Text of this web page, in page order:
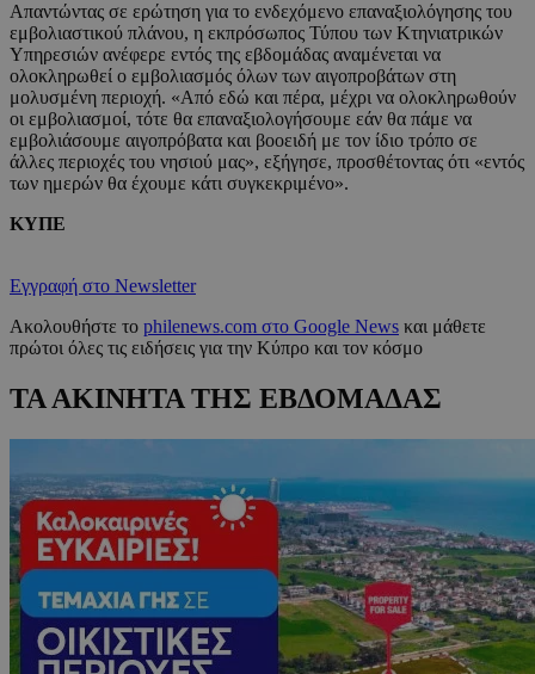
Απαντώντας σε ερώτηση για το ενδεχόμενο επαναξιολόγησης του
εμβολιαστικού πλάνου, η εκπρόσωπος Τύπου των Κτηνιατρικών
Υπηρεσιών ανέφερε εντός της εβδομάδας αναμένεται να
ολοκληρωθεί ο εμβολιασμός όλων των αιγοπροβάτων στη
μολυσμένη περιοχή. «Από εδώ και πέρα, μέχρι να ολοκληρωθούν
οι εμβολιασμοί, τότε θα επαναξιολογήσουμε εάν θα πάμε να
εμβολιάσουμε αιγοπρόβατα και βοοειδή με τον ίδιο τρόπο σε
άλλες περιοχές του νησιού μας», εξήγησε, προσθέτοντας ότι «εντός
των ημερών θα έχουμε κάτι συγκεκριμένο».
ΚΥΠΕ
Εγγραφή στο Newsletter
Ακολουθήστε το philenews.com στο Google News και μάθετε
πρώτοι όλες τις ειδήσεις για την Κύπρο και τον κόσμο
ΤΑ ΑΚΙΝΗΤΑ ΤΗΣ ΕΒΔΟΜΑΔΑΣ